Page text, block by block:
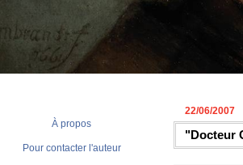
À propos
Pour contacter l'auteur
22/06/2007
"Docteur